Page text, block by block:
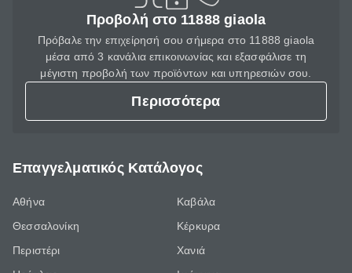
Προβολή στο 11888 giaola
Πρόβαλε την επιχείρησή σου σήμερα στο 11888 giaola
μέσα από 3 κανάλια επικοινωνίας και εξασφάλισε τη
μέγιστη προβολή των προϊόντων και υπηρεσιών σου.
Περισσότερα
Επαγγελματικός Κατάλογος
Αθήνα
Θεσσαλονίκη
Περιστέρι
Καβάλα
Κέρκυρα
Χανιά